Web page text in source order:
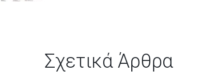
Σχετικά Άρθρα